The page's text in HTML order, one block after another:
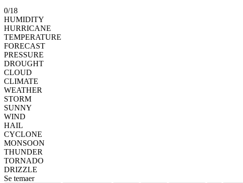
0/18
HUMIDITY
HURRICANE
TEMPERATURE
FORECAST
PRESSURE
DROUGHT
CLOUD
CLIMATE
WEATHER
STORM
SUNNY
WIND
HAIL
CYCLONE
MONSOON
THUNDER
TORNADO
DRIZZLE
Se temaer